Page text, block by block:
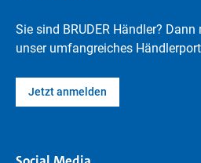
Sie sind BRUDER Händler?
unser umfangreiches
Jetzt anmelden